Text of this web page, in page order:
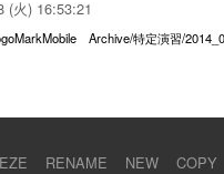
(火) 16:53:21
Archive/特定演習/
RENAME NEW COPY